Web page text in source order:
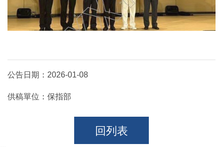
公告日期： 2026-01-08
供稿單位： 保指部
回列表